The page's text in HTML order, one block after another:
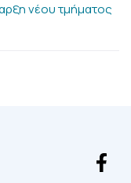
νέου τμήματος